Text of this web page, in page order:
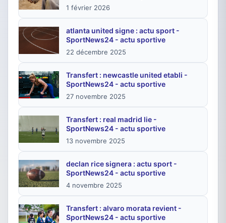
1 février 2026
atlanta united signe : actu sport -
SportNews24 - actu sportive
22 décembre 2025
Transfert : newcastle united etabli -
SportNews24 - actu sportive
27 novembre 2025
Transfert : real madrid lie -
SportNews24 - actu sportive
13 novembre 2025
declan rice signera : actu sport -
SportNews24 - actu sportive
4 novembre 2025
Transfert : alvaro morata revient -
SportNews24 - actu sportive